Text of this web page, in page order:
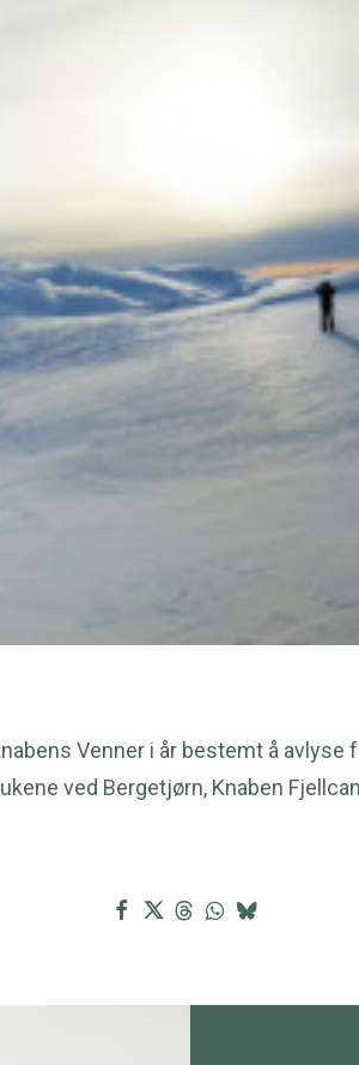
Venner i år bestemt å
ved Bergetjørn, Knaben